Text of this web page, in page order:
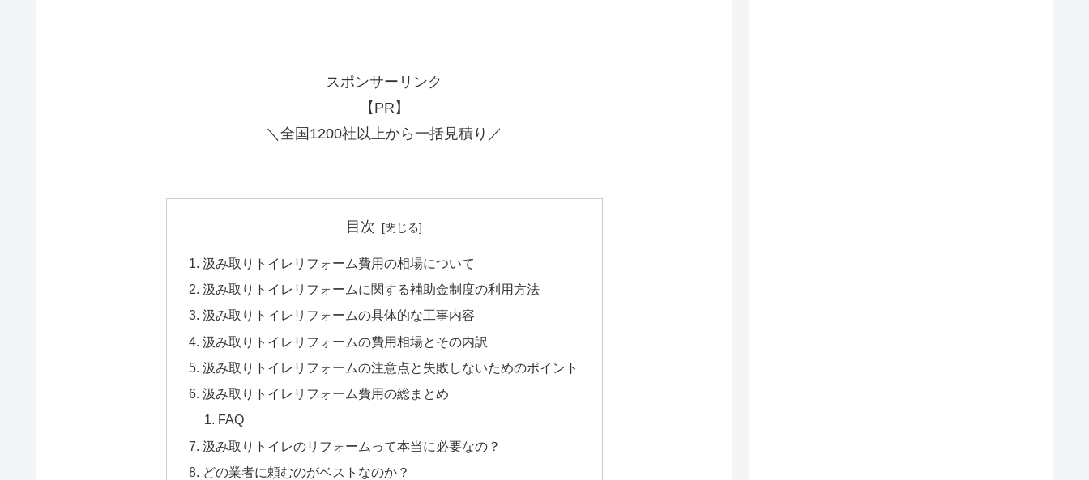
スポンサーリンク
【PR】
＼全国1200社以上から一括見積り／
目次
汲み取りトイレリフォーム費用の相場について
汲み取りトイレリフォームに関する補助金制度の利用方法
汲み取りトイレリフォームの具体的な工事内容
汲み取りトイレリフォームの費用相場とその内訳
汲み取りトイレリフォームの注意点と失敗しないためのポイント
汲み取りトイレリフォーム費用の総まとめ
FAQ
汲み取りトイレのリフォームって本当に必要なの？
どの業者に頼むのがベストなのか？